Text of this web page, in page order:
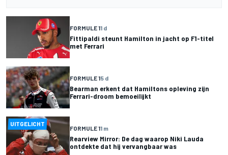
FORMULE 11 d
Fittipaldi steunt Hamilton in jacht op F1-titel
met Ferrari
FORMULE 15 d
Bearman erkent dat Hamiltons opleving zijn
Ferrari-droom bemoeilijkt
UITGELICHT
FORMULE 11 m
Rearview Mirror: De dag waarop Niki Lauda
ontdekte dat hij vervangbaar was